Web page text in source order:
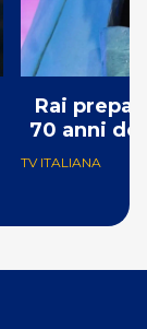
Rai
70 anni
TV ITALIANA